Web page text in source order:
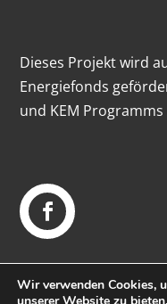
Dieses Projekt wird
Energiefonds
und KEM
Wir verwenden Cookies,